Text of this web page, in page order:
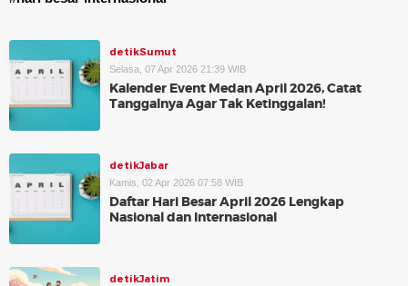
detikSumut
Selasa, 07 Apr 2026 21:39 WIB
Kalender Event Medan April 2026, Catat
Tanggalnya Agar Tak Ketinggalan!
detikJabar
Kamis, 02 Apr 2026 07:58 WIB
Daftar Hari Besar April 2026 Lengkap
Nasional dan Internasional
detikJatim